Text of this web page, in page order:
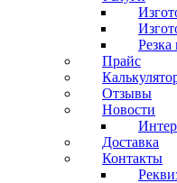
Резка
Прайс
Отзывы
Новости
Доставка
Контакты